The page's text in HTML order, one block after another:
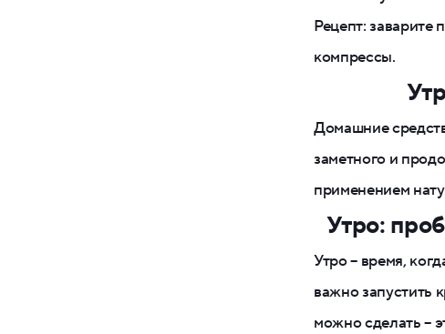
Рецепт: заварите
компрессы.
Домашние
заметного и
применением
Утро:
Утро – время,
важно запустить
можно сделать –